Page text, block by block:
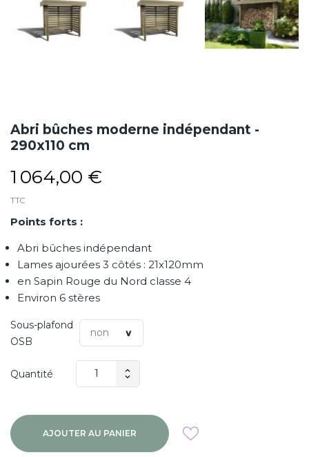
Abri bûches moderne indépendant -
290x110 cm
1 064,00 €
TTC
Points forts :
Abri bûches indépendant
Lames ajourées 3 côtés : 21x120mm
en Sapin Rouge du Nord classe 4
Environ 6 stères
Sous-plafond
OSB
Quantité
AJOUTER AU PANIER